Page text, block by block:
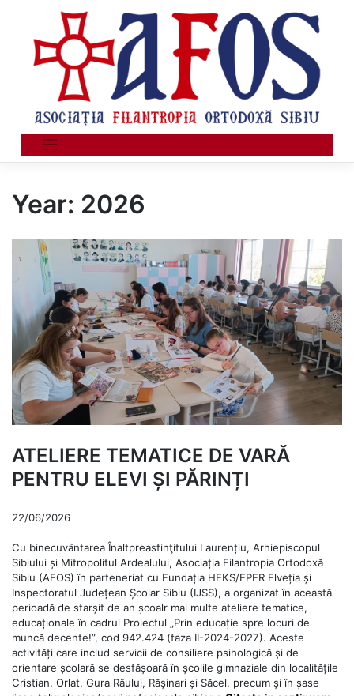
content
Year: 2026
ATELIERE TEMATICE DE VARĂ
PENTRU ELEVI ȘI PĂRINȚI
22/06/2026
Cu binecuvântarea Înaltpreasfinţitului Laurențiu, Arhiepiscopul
Sibiului și Mitropolitul Ardealului, Asociația Filantropia Ortodoxă
Sibiu (AFOS) în parteneriat cu Fundația HEKS/EPER Elveția și
Inspectoratul Județean Școlar Sibiu (IJSS), a organizat în această
perioadă de sfarșit de an școalr mai multe ateliere tematice,
educaționale în cadrul Proiectul „Prin educație spre locuri de
muncă decente!”, cod 942.424 (faza II-2024-2027). Aceste
activități care includ servicii de consiliere psihologică și de
orientare școlară se desfășoară în școlile gimnaziale din localitățile
Cristian, Orlat, Gura Râului, Rășinari și Săcel, precum și în șase